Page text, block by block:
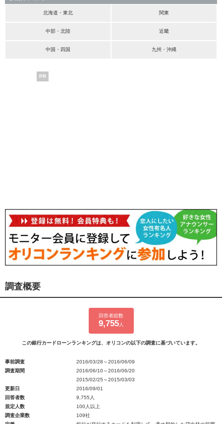
北海道・東北 関東
中部・北陸 近畿
中国・四国 九州・沖縄
PR
調査概要
回答者総数
9,755人
この銀行カードローンランキングは、オリコンの以下の調査に基づいています。
事前調査
2016/03/28～2016/06/09
調査期間
2016/06/10～2016/06/20
2015/02/25～2015/03/03
更新日
2016/09/01
回答者数
9,755人
規定人数
100人以上
調査企業数
109社